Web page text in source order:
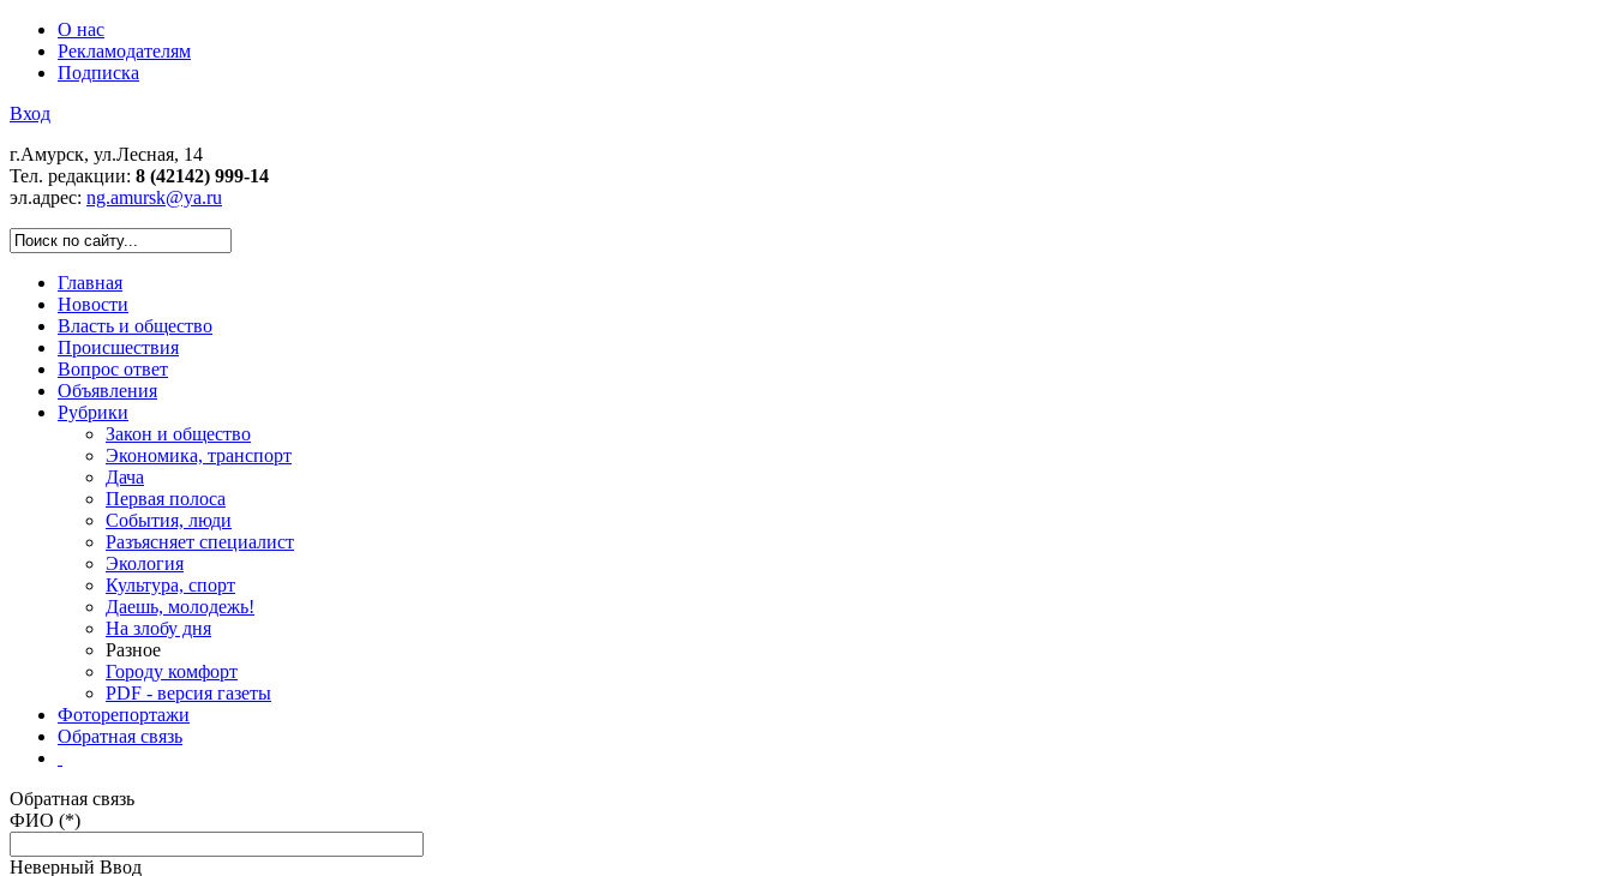
О нас
Рекламодателям
Подписка
Вход
г.Амурск, ул.Лесная, 14
Тел. редакции: 8 (42142) 999-14
эл.адрес: ng.amursk@ya.ru
Главная
Новости
Власть и общество
Происшествия
Вопрос ответ
Объявления
Рубрики
Закон и общество
Экономика, транспорт
Дача
Первая полоса
События, люди
Разъясняет специалист
Экология
Культура, спорт
Даешь, молодежь!
На злобу дня
Разное
Городу комфорт
PDF - версия газеты
Фоторепортажи
Обратная связь
Обратная связь
ФИО (*)
Неверный Ввод